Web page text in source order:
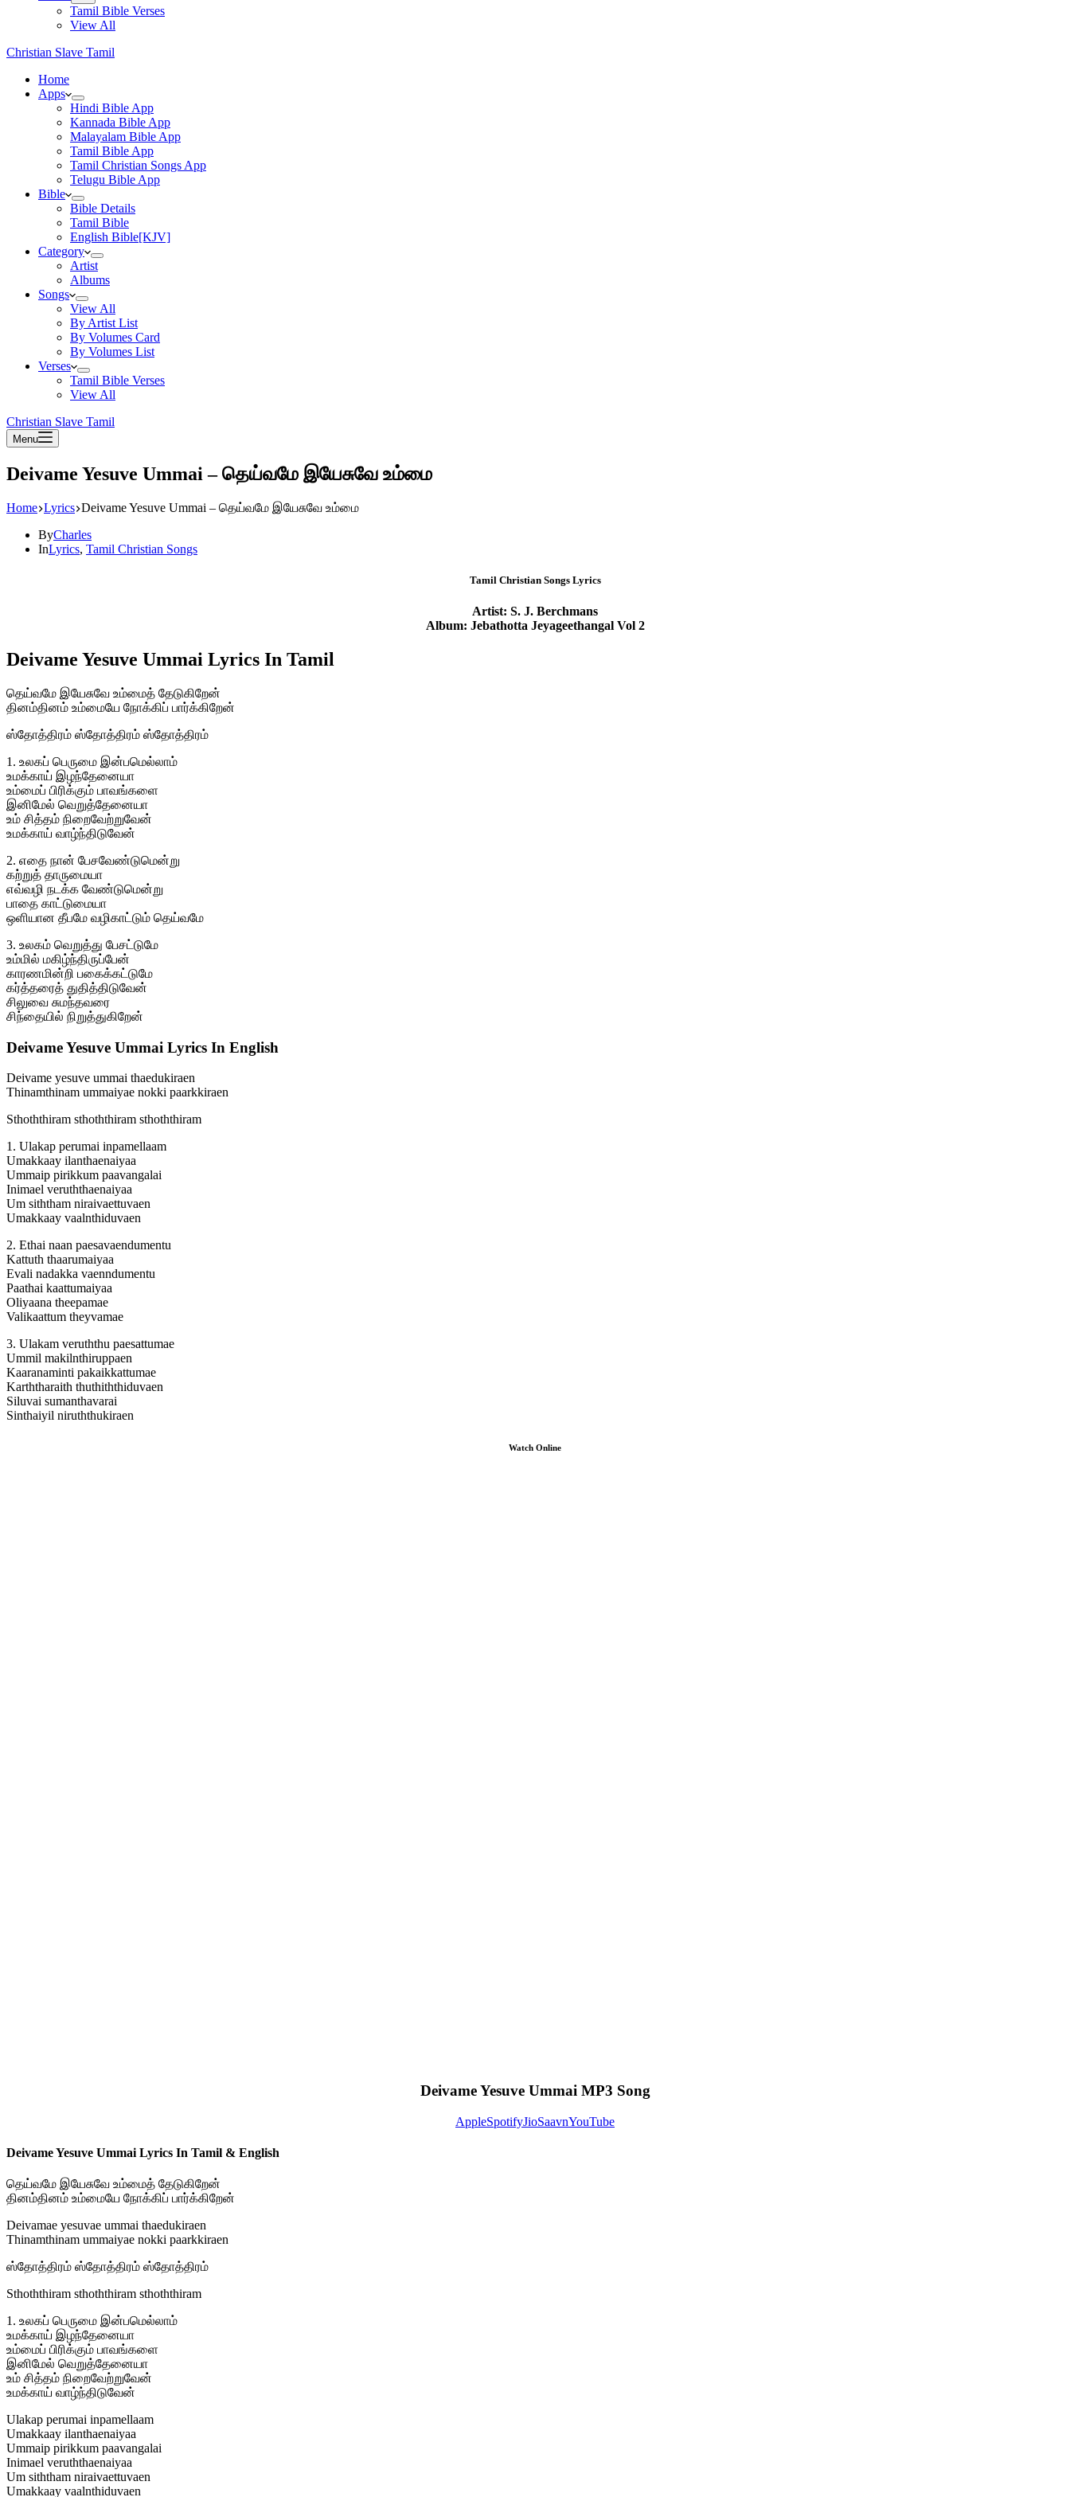
Tamil Bible Verses
View All
Christian Slave Tamil
Home
Apps
Hindi Bible App
Kannada Bible App
Malayalam Bible App
Tamil Bible App
Tamil Christian Songs App
Telugu Bible App
Bible
Bible Details
Tamil Bible
English Bible[KJV]
Category
Artist
Albums
Songs
View All
By Artist List
By Volumes Card
By Volumes List
Verses
Tamil Bible Verses
View All
Christian Slave Tamil
Menu
Deivame Yesuve Ummai – தெய்வமே இயேசுவே உம்மை
Home Lyrics Deivame Yesuve Ummai – தெய்வமே இயேசுவே உம்மை
ByCharles
InLyrics, Tamil Christian Songs
Tamil Christian Songs Lyrics
Artist: S. J. Berchmans
Album: Jebathotta Jeyageethangal Vol 2
Deivame Yesuve Ummai Lyrics In Tamil
தெய்வமே இயேசுவே உம்மைத் தேடுகிறேன்
தினம்தினம் உம்மையே நோக்கிப் பார்க்கிறேன்
ஸ்தோத்திரம் ஸ்தோத்திரம் ஸ்தோத்திரம்
1. உலகப் பெருமை இன்பமெல்லாம்
உமக்காய் இழந்தேனையா
உம்மைப் பிரிக்கும் பாவங்களை
இனிமேல் வெறுத்தேனையா
உம் சித்தம் நிறைவேற்றுவேன்
உமக்காய் வாழ்ந்திடுவேன்
2. எதை நான் பேசவேண்டுமென்று
கற்றுத் தாருமையா
எவ்வழி நடக்க வேண்டுமென்று
பாதை காட்டுமையா
ஒளியான தீபமே வழிகாட்டும் தெய்வமே
3. உலகம் வெறுத்து பேசட்டுமே
உம்மில் மகிழ்ந்திருப்பேன்
காரணமின்றி பகைக்கட்டுமே
கர்த்தரைத் துதித்திடுவேன்
சிலுவை சுமந்தவரை
சிந்தையில் நிறுத்துகிறேன்
Deivame Yesuve Ummai Lyrics In English
Deivame yesuve ummai thaedukiraen
Thinamthinam ummaiyae nokki paarkkiraen
Sthoththiram sthoththiram sthoththiram
1. Ulakap perumai inpamellaam
Umakkaay ilanthaenaiyaa
Ummaip pirikkum paavangalai
Inimael veruththaenaiyaa
Um siththam niraivaettuvaen
Umakkaay vaalnthiduvaen
2. Ethai naan paesavaendumentu
Kattuth thaarumaiyaa
Evali nadakka vaenndumentu
Paathai kaattumaiyaa
Oliyaana theepamae
Valikaattum theyvamae
3. Ulakam veruththu paesattumae
Ummil makilnthiruppaen
Kaaranaminti pakaikkattumae
Karththaraith thuthiththiduvaen
Siluvai sumanthavarai
Sinthaiyil niruththukiraen
Watch Online
Deivame Yesuve Ummai MP3 Song
AppleSpotifyJioSaavnYouTube
Deivame Yesuve Ummai Lyrics In Tamil & English
தெய்வமே இயேசுவே உம்மைத் தேடுகிறேன்
தினம்தினம் உம்மையே நோக்கிப் பார்க்கிறேன்
Deivamae yesuvae ummai thaedukiraen
Thinamthinam ummaiyae nokki paarkkiraen
ஸ்தோத்திரம் ஸ்தோத்திரம் ஸ்தோத்திரம்
Sthoththiram sthoththiram sthoththiram
1. உலகப் பெருமை இன்பமெல்லாம்
உமக்காய் இழந்தேனையா
உம்மைப் பிரிக்கும் பாவங்களை
இனிமேல் வெறுத்தேனையா
உம் சித்தம் நிறைவேற்றுவேன்
உமக்காய் வாழ்ந்திடுவேன்
Ulakap perumai inpamellaam
Umakkaay ilanthaenaiyaa
Ummaip pirikkum paavangalai
Inimael veruththaenaiyaa
Um siththam niraivaettuvaen
Umakkaay vaalnthiduvaen